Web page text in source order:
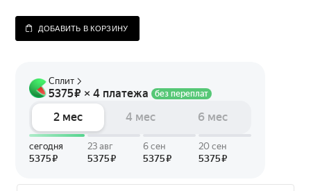
ДОБАВИТЬ В КОРЗИНУ